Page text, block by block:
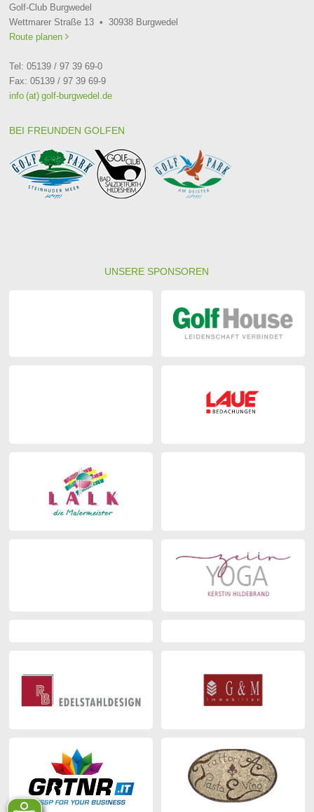
Golf-Club Burgwedel
Wettmarer Straße 13 • 30938 Burgwedel
Route planen
Tel: 05139 / 97 39 69-0
Fax: 05139 / 97 39 69-9
info (at) golf-burgwedel.de
BEI FREUNDEN GOLFEN
UNSERE SPONSOREN